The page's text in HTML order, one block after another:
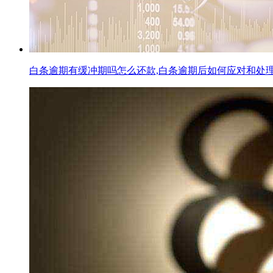
白条逾期有缓冲期吗怎么还款,白条逾期后如何应对和处